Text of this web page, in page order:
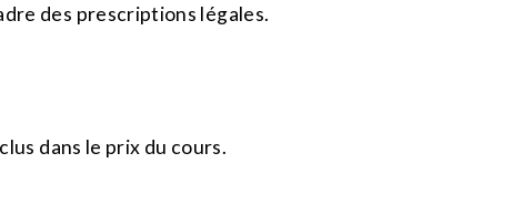
des prescriptions légales.
dans le prix du cours.